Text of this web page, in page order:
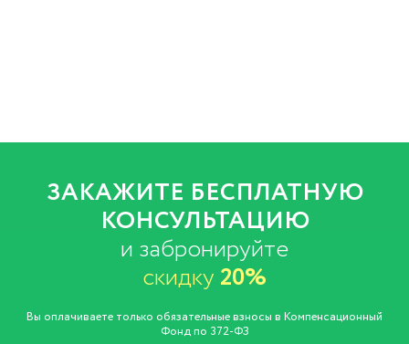
ЗАКАЖИТЕ БЕСПЛАТНУЮ
КОНСУЛЬТАЦИЮ
и забронируйте
скидку 20%
Вы оплачиваете только обязательные взносы в Компенсационный
Фонд по 372-ФЗ